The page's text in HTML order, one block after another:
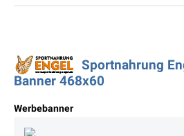
Sportnahrung
Banner 468x60
Werbebanner